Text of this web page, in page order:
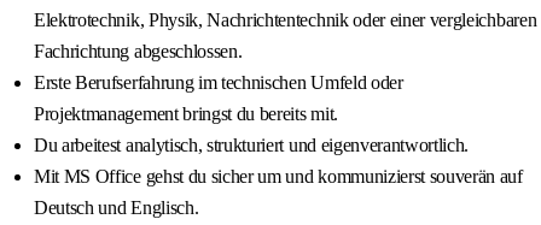
Elektrotechnik, Physik, Nachrichtentechnik oder einer vergleichbaren
Fachrichtung abgeschlossen.
Erste Berufserfahrung im technischen Umfeld oder
Projektmanagement bringst du bereits mit.
Du arbeitest analytisch, strukturiert und eigenverantwortlich.
Mit MS Office gehst du sicher um und kommunizierst souverän auf
Deutsch und Englisch.